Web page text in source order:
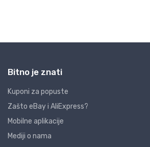
Bitno je znati
Kuponi za popuste
Zašto eBay i AliExpress?
Mobilne aplikacije
Mediji o nama